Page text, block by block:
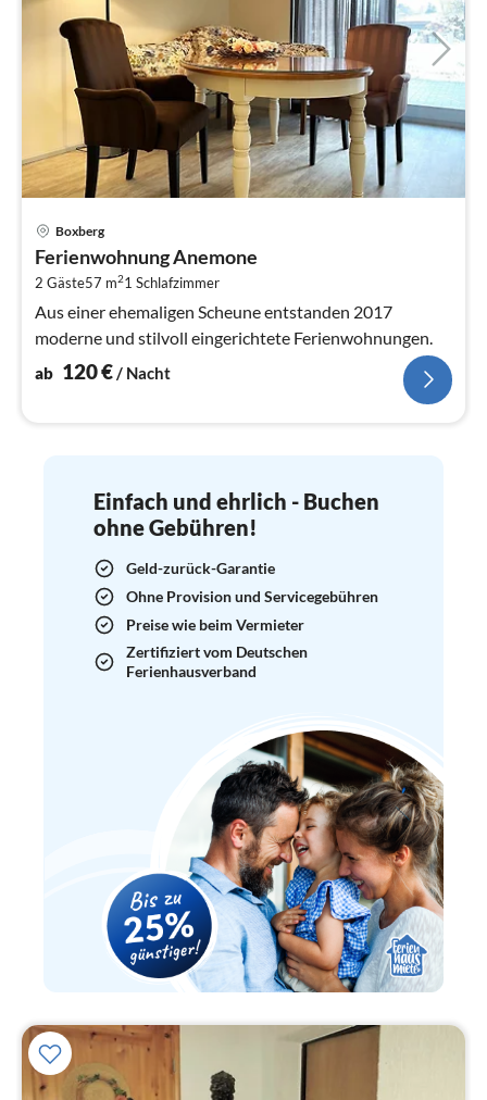
Boxberg
Ferienwohnung Anemone
2 Gäste57 m21 Schlafzimmer
Aus einer ehemaligen Scheune entstanden 2017
moderne und stilvoll eingerichtete Ferienwohnungen.
ab 120€/ Nacht
Einfach und ehrlich - Buchen
ohne Gebühren!
Geld-zurück-Garantie
Ohne Provision und Servicegebühren
Preise wie beim Vermieter
Zertifiziert vom Deutschen
Ferienhausverband